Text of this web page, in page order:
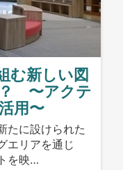
む新しい図
〜アクテ
用〜
たに設けられた
エリアを通じ
を映…